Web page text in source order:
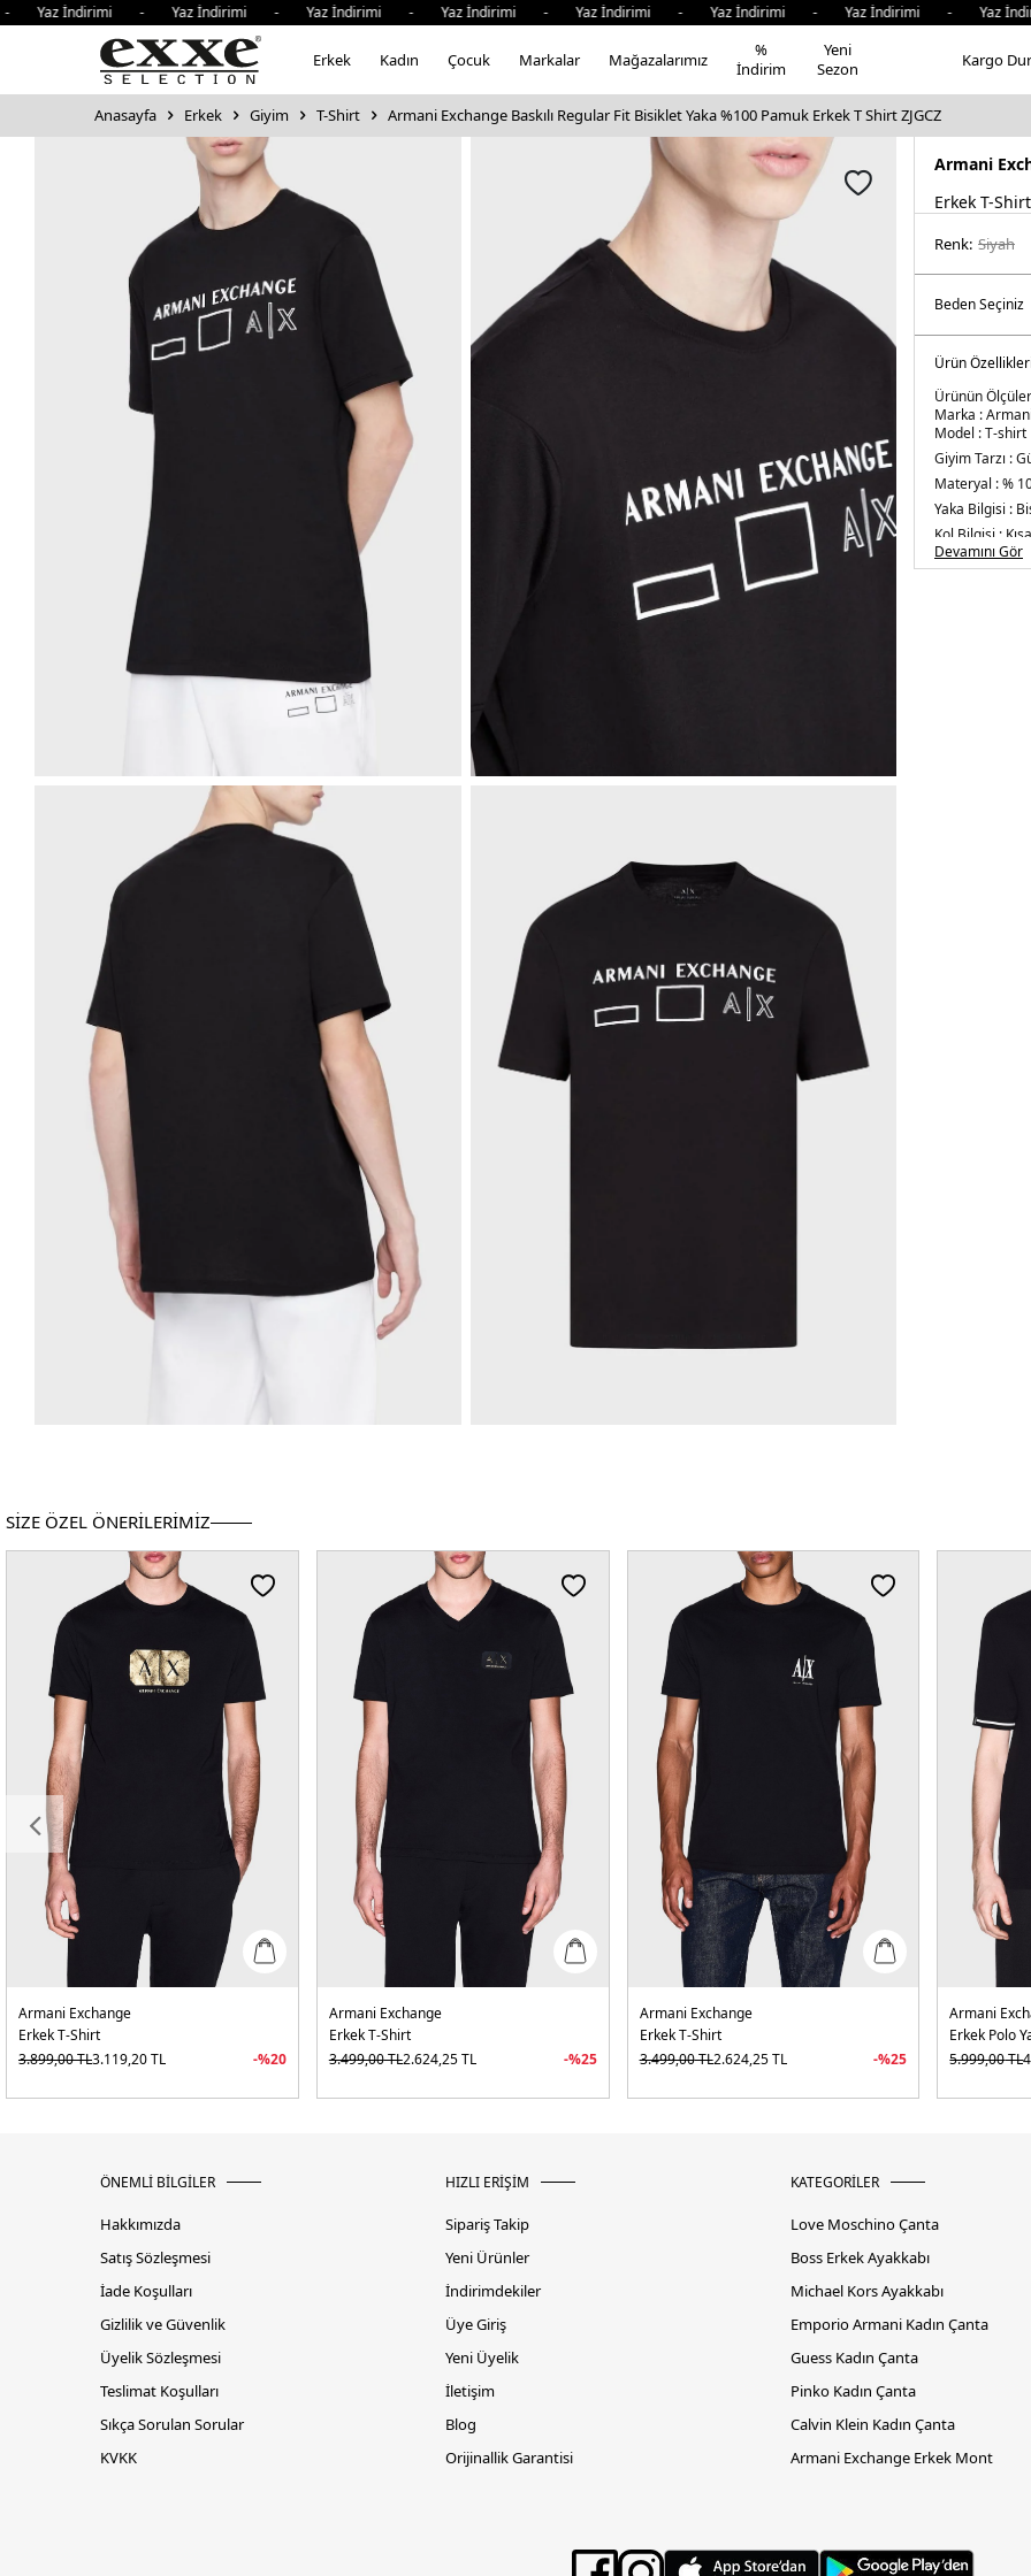
İndirimi - Yaz İndirimi - Yaz İndirimi - Yaz İndirimi - Yaz İndirimi - Yaz İndirimi - Yaz İndirimi -
Erkek Kadın Çocuk Markalar Mağazalarımız
%
İndirim
Yeni
Sezon
Kargo
Anasayfa Erkek Giyim T-Shirt Armani Exchange Baskılı Regular Fit Bisiklet Yaka %100 Pamuk Erkek T Shirt ZJGCZ
Armani
Erkek T-Shirt
Renk: si̇yah
Ürün Özellikleri
Ürünün
Marka :
Model :T-shirt
Giyim Tarzı :
Materyal :%
Yaka Bilgisi :
Kol Bilgisi :
Kalıp Bilgisi :
Devamını Gör
SİZE ÖZEL ÖNERİLERİMİZ
Armani Exchange
Erkek T-Shirt
3.899,00TL3.119,20TL -%20
Armani Exchange
Erkek T-Shirt
3.499,00TL2.624,25TL -%25
Armani Exchange
Erkek T-Shirt
3.499,00TL2.624,25TL -%25
Armani
Erkek Polo
5.999,00TL
ÖNEMLİ BİLGİLER
Hakkımızda
Satış Sözleşmesi
İade Koşulları
Gizlilik ve Güvenlik
Üyelik Sözleşmesi
Teslimat Koşulları
Sıkça Sorulan Sorular
KVKK
HIZLI ERİŞİM
Sipariş Takip
Yeni Ürünler
İndirimdekiler
Üye Giriş
Yeni Üyelik
İletişim
Blog
Orijinallik Garantisi
KATEGORİLER
Love Moschino Çanta
Boss Erkek Ayakkabı
Michael Kors Ayakkabı
Emporio Armani Kadın Çanta
Guess Kadın Çanta
Pinko Kadın Çanta
Calvin Klein Kadın Çanta
Armani Exchange Erkek Mont